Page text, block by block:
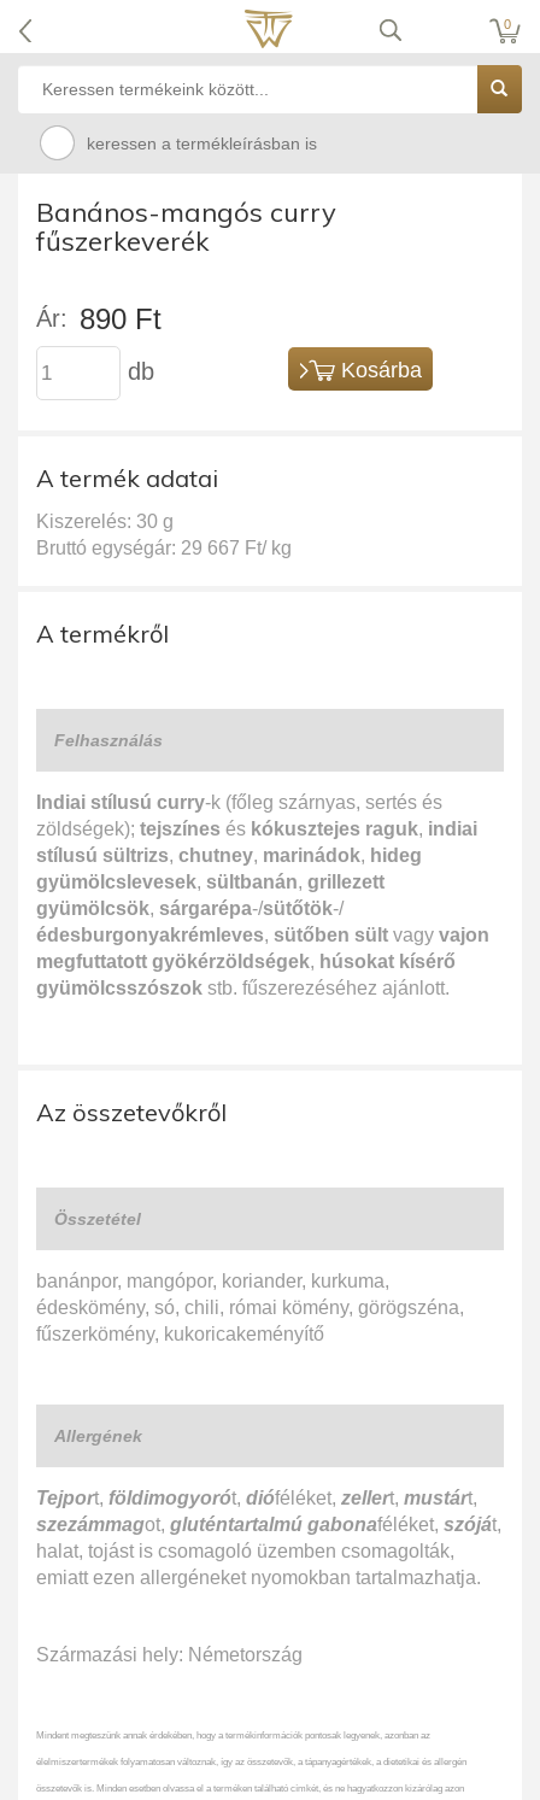
0
keressen a termékleírásban is
Banános-mangós curry
fűszerkeverék
Ár: 890 Ft
db Kosárba
A termék adatai
Kiszerelés: 30 g
Bruttó egységár: 29 667 Ft/ kg
A termékről
Felhasználás
Indiai stílusú curry-k (főleg szárnyas, sertés és
zöldségek); tejszínes és kókusztejes raguk, indiai
stílusú sültrizs, chutney, marinádok, hideg
gyümölcslevesek, sültbanán, grillezett
gyümölcsök, sárgarépa-/sütőtök-/
édesburgonyakrémleves, sütőben sült vagy vajon
megfuttatott gyökérzöldségek, húsokat kísérő
gyümölcsszószok stb. fűszerezéséhez ajánlott.
Az összetevőkről
Összetétel
banánpor, mangópor, koriander, kurkuma,
édeskömény, só, chili, római kömény, görögszéna,
fűszerkömény, kukoricakeményítő
Allergének
Tejport, földimogyorót, dióféléket, zellert, mustárt,
szezámmagot, gluténtartalmú gabonaféléket, szóját,
halat, tojást is csomagoló üzemben csomagolták,
emiatt ezen allergéneket nyomokban tartalmazhatja.
Származási hely: Németország
Mindent megteszünk annak érdekében, hogy a termékinformációk pontosak legyenek, azonban az
élelmiszertermékek folyamatosan változnak, így az összetevők, a tápanyagértékek, a dietetikai és allergén
összetevők is. Minden esetben olvassa el a terméken található címkét, és ne hagyatkozzon kizárólag azon